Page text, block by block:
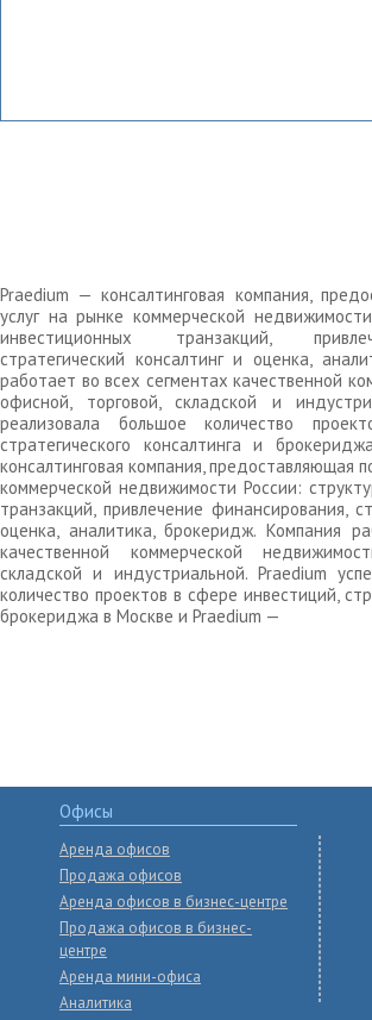
Praedium — консалтинговая компания,
услуг на рынке коммерческой
инвестиционных транзакций,
стратегический консалтинг и оценка,
работает во всех сегментах качественной
офисной, торговой, складской и
реализовала большое количество
стратегического консалтинга и
консалтинговая компания, предоставляющая
коммерческой недвижимости России:
транзакций, привлечение финансирования,
оценка, аналитика, брокеридж. Компания
качественной коммерческой
складской и индустриальной. Praedium
количество проектов в сфере инвестиций,
брокериджа в Москве и Praedium —
Офисы
Аренда офисов
Продажа офисов
Аренда офисов в бизнес-центре
Продажа офисов в бизнес-
центре
Аренда мини-офиса
Аналитика